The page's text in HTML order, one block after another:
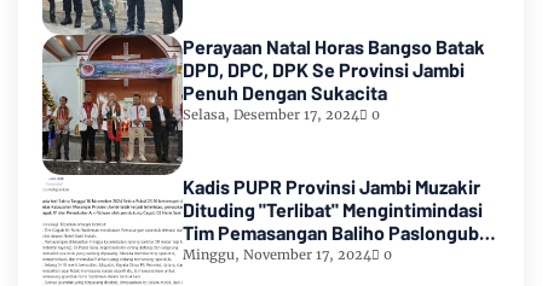
Perayaan Natal Horas Bangso Batak
DPD, DPC, DPK Se Provinsi Jambi
Penuh Dengan Sukacita
Selasa, Desember 17, 2024 0
Kadis PUPR Provinsi Jambi Muzakir
Dituding "Terlibat" Mengintimindasi
Tim Pemasangan Baliho Paslongub
Romi-Sudirman
Minggu, November 17, 2024 0